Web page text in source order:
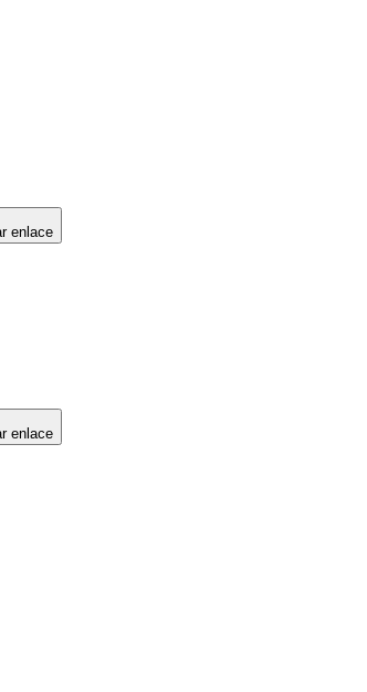
enlace
enlace